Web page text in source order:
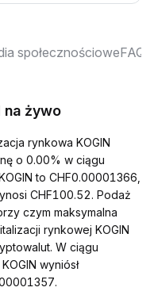
społecznościoweFAQ
na żywo
rynkowa KOGIN
o 0.00% w ciągu
to CHF0.00001366,
CHF100.52. Podaż
czym maksymalna
rynkowej KOGIN
W ciągu
wyniósł